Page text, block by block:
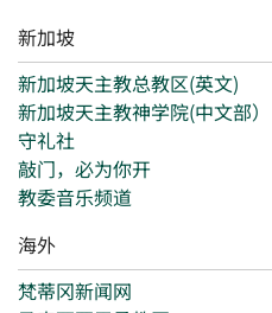
新加坡
新加坡天主教总教区(英文)
新加坡天主教神学院(中文部）
守礼社
敲门，必为你开
教委音乐频道
海外
梵蒂冈新闻网